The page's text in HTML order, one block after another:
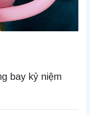
bay kỷ niệm